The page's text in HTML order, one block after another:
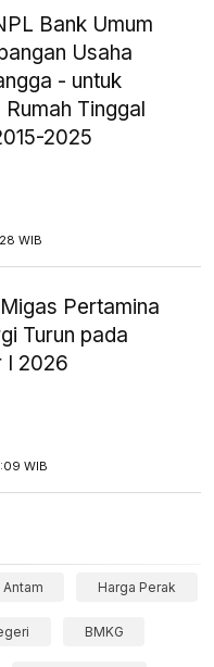
Bank Umum
Usaha
- untuk
Rumah Tinggal
2025
WIB
Pertamina
Turun pada
I 2026
WIB
Antam Harga Perak
BMKG